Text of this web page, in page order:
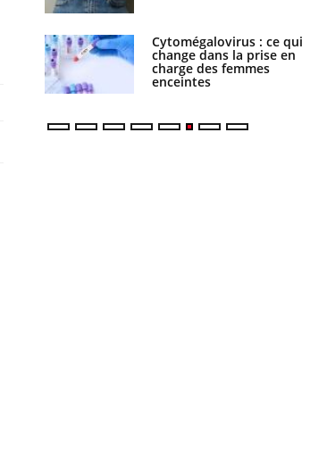
Cytomégalovirus : ce qui
change dans la prise en
charge des femmes
enceintes